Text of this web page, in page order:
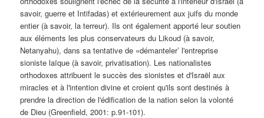
savoir, guerre et Intifadas) et extérieurement aux juifs du monde
entier (à savoir, la terreur). Ils ont également apporté leur soutien
aux éléments les plus conservateurs du Likoud (à savoir,
Netanyahu), dans sa tentative de «démanteler’ l'entreprise
sioniste laïque (à savoir, privatisation). Les nationalistes
orthodoxes attribuent le succès des sionistes et d'Israël aux
miracles et à l'intention divine et croient qu'ils sont destinés à
prendre la direction de l'édification de la nation selon la volonté
de Dieu (Greenfield, 2001: p.91-101).